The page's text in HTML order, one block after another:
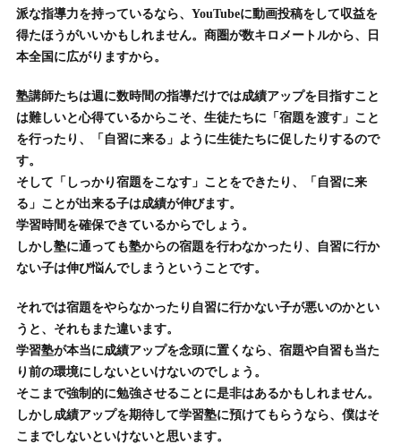
派な指導力を持っているなら、YouTubeに動画投稿をして収益を
得たほうがいいかもしれません。商圏が数キロメートルから、日
本全国に広がりますから。
塾講師たちは週に数時間の指導だけでは成績アップを目指すこと
は難しいと心得ているからこそ、生徒たちに「宿題を渡す」こと
を行ったり、「自習に来る」ように生徒たちに促したりするので
す。
そして「しっかり宿題をこなす」ことをできたり、「自習に来
る」ことが出来る子は成績が伸びます。
学習時間を確保できているからでしょう。
しかし塾に通っても塾からの宿題を行わなかったり、自習に行か
ない子は伸び悩んでしまうということです。
それでは宿題をやらなかったり自習に行かない子が悪いのかとい
うと、それもまた違います。
学習塾が本当に成績アップを念頭に置くなら、宿題や自習も当た
り前の環境にしないといけないのでしょう。
そこまで強制的に勉強させることに是非はあるかもしれません。
しかし成績アップを期待して学習塾に預けてもらうなら、僕はそ
こまでしないといけないと思います。